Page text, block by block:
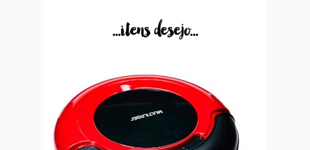
...itens desejo...